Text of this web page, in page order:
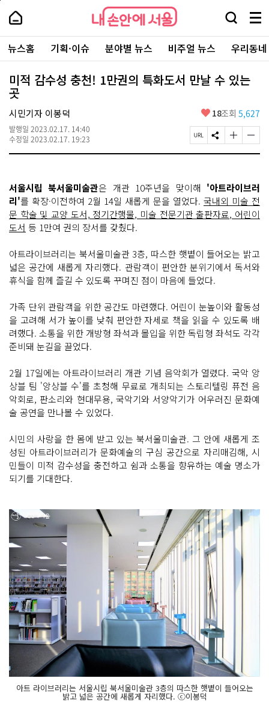
본
로
가
내
손
안
에
서
울
-
서
울
시
대
표
소
통
포
내
손
에
울
검
창
열
기
메
뉴
전
체
보
주
요
서
뉴스홈 기획·이슈 분야별 뉴스 비주얼 뉴스 우리동
미적 감수성 충천! 1만권의 특화도서 만날 수 있는
곳
시민기자 이봉덕
발행일 2023.02.17. 14:40
수정일 2023.02.17. 19:23
좋
요
18조회 5,627
페
이
R
L
복
사
S
N
유
하
기
글
자
크
게
변
경
하
글
자
작
게
변
경
하
서울시립 북서울미술관은 개관 10주년을 맞이해 '아트라이브러
리'를 확장·이전하여 2월 14일 새롭게 문을 열었다. 국내외 미술 전
문 학술 및 교양 도서, 정기간행물, 미술 전문기관 출판자료, 어린이
도서 등 1만여 권의 장서를 갖췄다.
아트라이브러리는 북서울미술관 3층, 따스한 햇볕이 들어오는 밝고
넓은 공간에 새롭게 자리했다. 관람객이 편안한 분위기에서 독서와
휴식을 함께 즐길 수 있도록 꾸며진 점이 마음에 들었다.
가족 단위 관람객을 위한 공간도 마련했다. 어린이 눈높이와 활동성
을 고려해 서가 높이를 낮춰 편안한 자세로 책을 읽을 수 있도록 배
려했다. 소통을 위한 개방형 좌석과 몰입을 위한 독립형 좌석도 각각
준비돼 눈길을 끌었다.
2월 17일에는 아트라이브러리 개관 기념 음악회가 열렸다. 국악 앙
상블 팀 '앙상블 수'를 초청해 무료로 개최되는 스토리텔링 퓨전 음
악회로, 판소리와 현대무용, 국악기와 서양악기가 어우러진 문화예
술 공연을 만나볼 수 있었다.
시민의 사랑을 한 몸에 받고 있는 북서울미술관. 그 안에 새롭게 조
성된 아트라이브러리가 문화예술의 구심 공간으로 자리매김해, 시
민들이 미적 감수성을 충전하고 쉼과 소통을 향유하는 예술 명소가
되기를 기대한다.
아트 라이브러리는 서울시립 북서울미술관 3층의 따스한 햇볕이 들어오는
밝고 넓은 공간에 새롭게 자리했다. ⓒ이봉덕
페
상
단
로